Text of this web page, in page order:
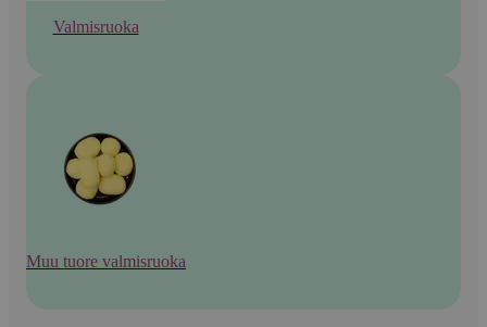
Valmisruoka
Muu tuore valmisruoka